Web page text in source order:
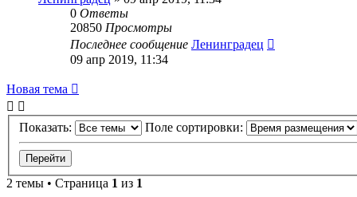
0 Ответы
20850 Просмотры
Последнее сообщение Ленинградец
09 апр 2019, 11:34
Новая тема
Показать: Поле сортировки:
2 темы • Страница 1 из 1